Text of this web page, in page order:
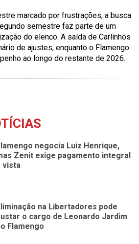
marcado por frustrações, a busca
semestre faz parte de um
do elenco. A saída de Carlinhos
de ajustes, enquanto o Flamengo
ao longo do restante de 2026.
negocia Luiz Henrique,
Zenit exige pagamento integral
vista
na Libertadores pode
o cargo de Leonardo Jardim
Flamengo